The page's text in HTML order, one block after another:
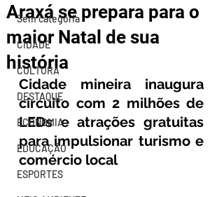
Sem categoria
CIDADE
CULTURA
DESTAQUE
ECONOMIA
EDUCAÇÃO
ESPORTES
Araxá se prepara para o
maior Natal de sua
história
Cidade mineira inaugura
circuito com 2 milhões de
LEDs e atrações gratuitas
para impulsionar turismo e
comércio local